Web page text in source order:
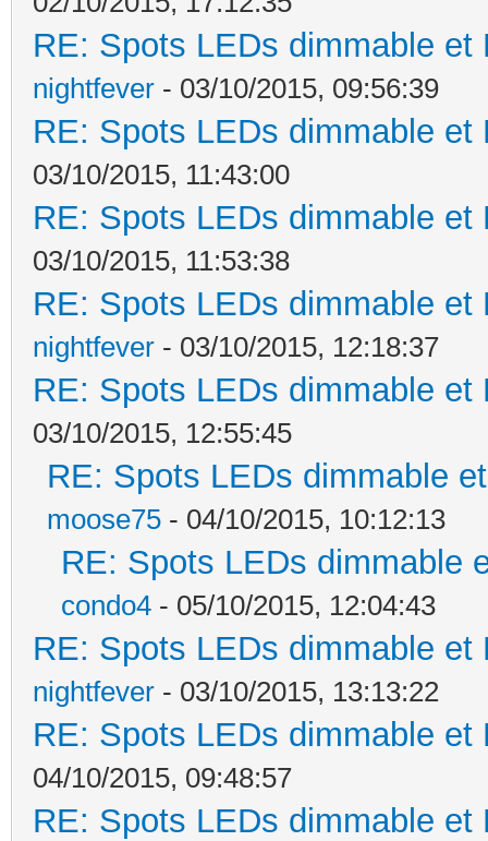
RE: Spots LEDs dimmable
nightfever - 03/10/2015, 09:56:39
RE: Spots LEDs dimmable
03/10/2015, 11:43:00
RE: Spots LEDs dimmable
03/10/2015, 11:53:38
RE: Spots LEDs dimmable
nightfever - 03/10/2015, 12:18:37
RE: Spots LEDs dimmable
03/10/2015, 12:55:45
RE: Spots LEDs dimmable
moose75 - 04/10/2015, 10:12:13
RE: Spots LEDs dimmable
condo4 - 05/10/2015, 12:04:43
RE: Spots LEDs dimmable
nightfever - 03/10/2015, 13:13:22
RE: Spots LEDs dimmable
04/10/2015, 09:48:57
RE: Spots LEDs dimmable